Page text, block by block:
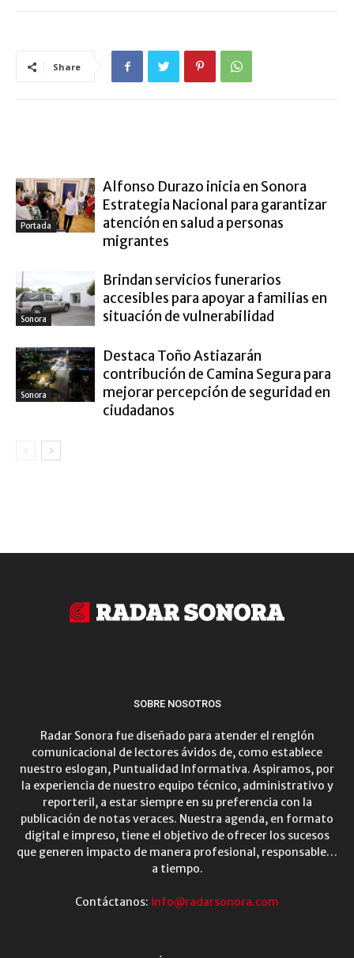
Share
Portada
Alfonso Durazo inicia en Sonora
Estrategia Nacional para garantizar
atención en salud a personas
migrantes
Sonora
Brindan servicios funerarios
accesibles para apoyar a familias en
situación de vulnerabilidad
Sonora
Destaca Toño Astiazarán
contribución de Camina Segura para
mejorar percepción de seguridad en
ciudadanos
SOBRE NOSOTROS
Radar Sonora fue diseñado para atender el renglón
comunicacional de lectores ávidos de, como establece
nuestro eslogan, Puntualidad Informativa. Aspiramos, por
la experiencia de nuestro equipo técnico, administrativo y
reporteril, a estar siempre en su preferencia con la
publicación de notas veraces. Nuestra agenda, en formato
digital e impreso, tiene el objetivo de ofrecer los sucesos
que generen impacto de manera profesional, responsable…
a tiempo.
Contáctanos: info@radarsonora.com